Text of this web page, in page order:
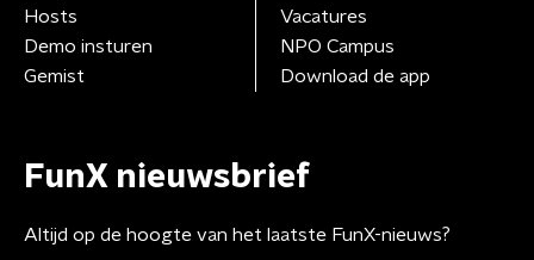
Hosts
Demo insturen
Gemist
Vacatures
NPO Campus
Download de app
FunX nieuwsbrief
Altijd op de hoogte van het laatste FunX-nieuws?